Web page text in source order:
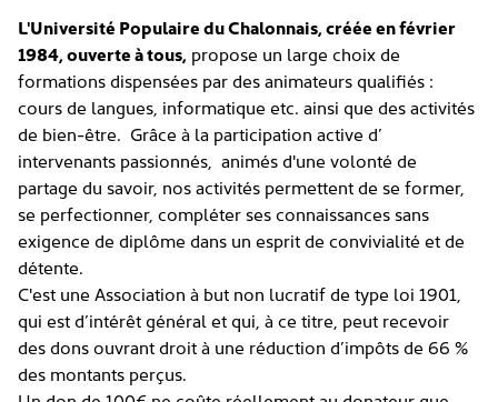
L'Université Populaire du Chalonnais, créée en février
1984, ouverte à tous, propose un large choix de
formations dispensées par des animateurs qualifiés :
cours de langues, informatique etc. ainsi que des activités
de bien-être. Grâce à la participation active d’
intervenants passionnés, animés d'une volonté de
partage du savoir, nos activités permettent de se former,
se perfectionner, compléter ses connaissances sans
exigence de diplôme dans un esprit de convivialité et de
détente.
C'est une Association à but non lucratif de type loi 1901,
qui est d’intérêt général et qui, à ce titre, peut recevoir
des dons ouvrant droit à une réduction d’impôts de 66 %
des montants perçus.